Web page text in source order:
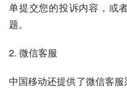
单提交您的投诉内容，或
题。
2. 微信客服
中国移动还提供了微信客